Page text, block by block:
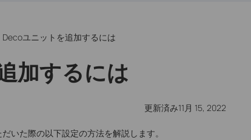
Decoユニットを追加するには
加するには
更新済み11月 15, 2022
いた際の以下設定の方法を解説します。